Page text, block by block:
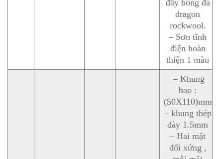
đầy bông đá
dragon
rockwool.
– Sơn tĩnh
điện hoàn
thiện 1 màu
– Khung
bao :
(50X110)mm
– khung thép
dày 1.5mm
– Hai mặt
đối xứng ,